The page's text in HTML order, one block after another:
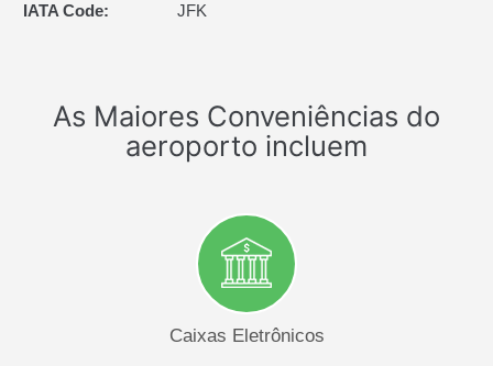
IATA Code: JFK
As Maiores Conveniências do
aeroporto incluem
Caixas Eletrônicos